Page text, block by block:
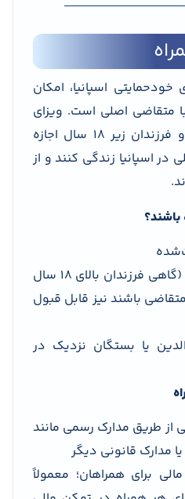
اسپانیا، امکان
متقاضی اصلی است. ویزای
همراه به همسر قانونی و فرزندان زیر ۱۸ سال اجازه
در اسپانیا زندگی کنند و از
فرزندان زیر ۱۸ سال (گاهی فرزندان بالای ۱۸ سال
باشند نیز قابل قبول
یا بستگان نزدیک در
از طریق مدارک رسمی مانند
مدارک قانونی دیگر
برای همراهان؛ معمولاً